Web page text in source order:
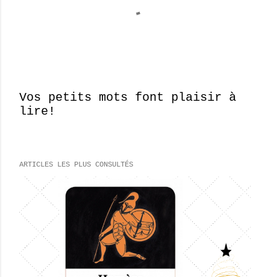
E
g
t
r
Vos petits mots font plaisir à
lire!
ARTICLES LES PLUS CONSULTÉS